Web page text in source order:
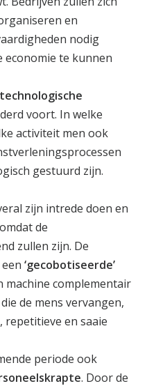
en
nodig
economie te kunnen
voort. In welke
activiteit men ook
gestuurd zijn.
zijn intrede doen en
de
zullen zijn. De
‘gecobotiseerde’
machine complementair
de mens vervangen,
repetitieve en saaie
periode ook
. Door de